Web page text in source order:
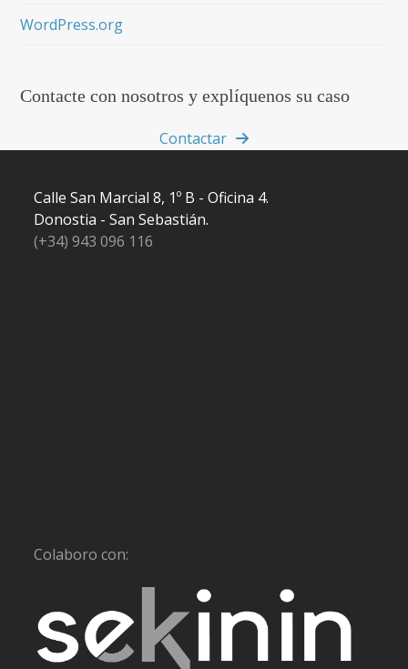
WordPress.org
Contacte con nosotros y explíquenos su caso
Contactar
Calle San Marcial 8, 1º B - Oficina 4.
Donostia - San Sebastián.
(+34) 943 096 116
Colaboro con: